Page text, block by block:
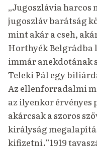
„Jugoszlávia harcos
jugoszláv barátság
mint akár a cseh,
Horthyék
immár anekdotának
Teleki Pál egy
Az ellenforradalmi
az ilyenkor
akárcsak a szoros
királyság
kifizetni.”1919